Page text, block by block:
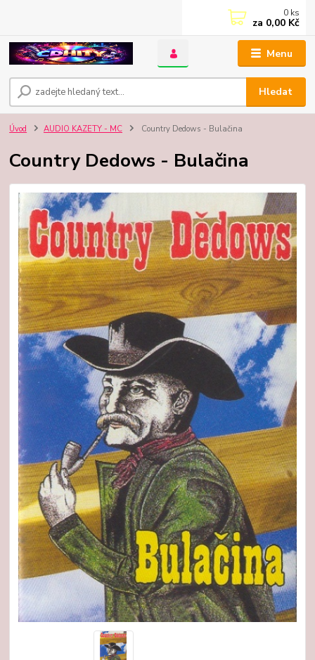
Menu
Hledat
0 ks
za 0,00 Kč
Úvod AUDIO KAZETY - MC Country Dedows - Bulačina
Country Dedows - Bulačina